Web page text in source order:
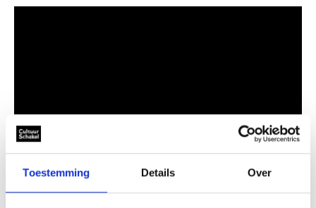
Toestemming Details Over